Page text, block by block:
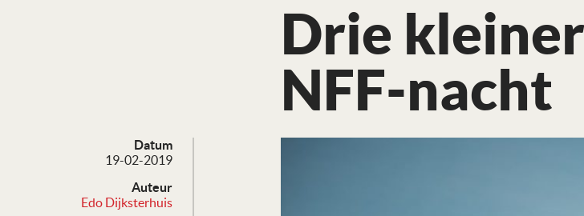
Drie
NFF-nacht
Datum
19-02-2019
Auteur
Edo Dijksterhuis